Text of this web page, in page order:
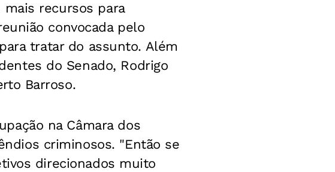
recursos para
convocada pelo
tratar do assunto. Além
do Senado, Rodrigo
Barroso.
na Câmara dos
criminosos. "Então se
direcionados muito